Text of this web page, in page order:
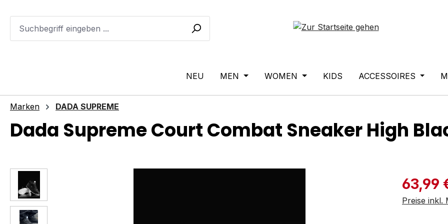
NEU MEN WOMEN KIDS ACCESSOIRES
Marken DADA SUPREME
Dada Supreme Court Combat Sneaker High
Bildergalerie überspringen
63,99
Preise inkl.